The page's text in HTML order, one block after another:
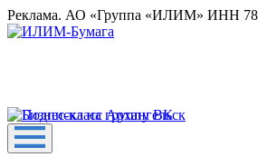
Реклама. АО «Группа «ИЛИМ» ИНН